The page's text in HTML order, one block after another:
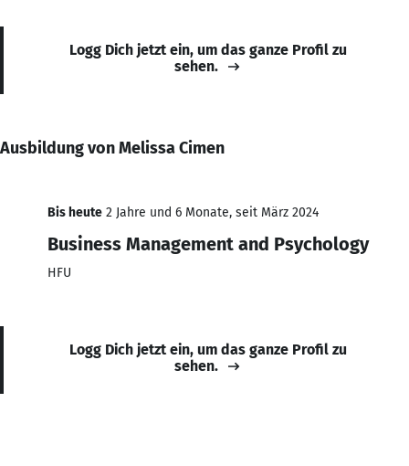
Logg Dich jetzt ein, um das ganze Profil zu
sehen.
Ausbildung von Melissa Cimen
Bis heute 2 Jahre und 6 Monate, seit März 2024
Business Management and Psychology
HFU
Logg Dich jetzt ein, um das ganze Profil zu
sehen.